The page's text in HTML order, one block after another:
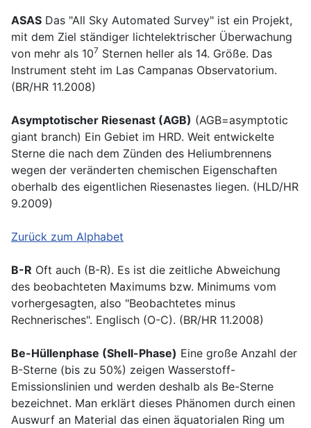
ASAS Das "All Sky Automated Survey" ist ein Projekt,
mit dem Ziel ständiger lichtelektrischer Überwachung
von mehr als 107 Sternen heller als 14. Größe. Das
Instrument steht im Las Campanas Observatorium.
(BR/HR 11.2008)
Asymptotischer Riesenast (AGB) (AGB=asymptotic
giant branch) Ein Gebiet im HRD. Weit entwickelte
Sterne die nach dem Zünden des Heliumbrennens
wegen der veränderten chemischen Eigenschaften
oberhalb des eigentlichen Riesenastes liegen. (HLD/HR
9.2009)
Zurück zum Alphabet
B-R Oft auch (B-R). Es ist die zeitliche Abweichung
des beobachteten Maximums bzw. Minimums vom
vorhergesagten, also "Beobachtetes minus
Rechnerisches". Englisch (O-C). (BR/HR 11.2008)
Be-Hüllenphase (Shell-Phase) Eine große Anzahl der
B-Sterne (bis zu 50%) zeigen Wasserstoff-
Emissionslinien und werden deshalb als Be-Sterne
bezeichnet. Man erklärt dieses Phänomen durch einen
Auswurf an Material das einen äquatorialen Ring um